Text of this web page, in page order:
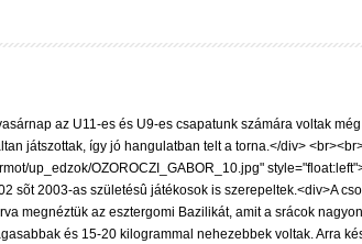
az U11-es és U9-es csapatunk számára voltak
játszottak, így jó hangulatban telt a torna.</div>
up_edzok/OZOROCZI_GABOR_10.jpg"
sõt 2003-as születésû játékosok is szerepeltek.<div>A
megnéztük az esztergomi Bazilikát, amit a srácok
és 15-20 kilogrammal nehezebbek voltak. Arra